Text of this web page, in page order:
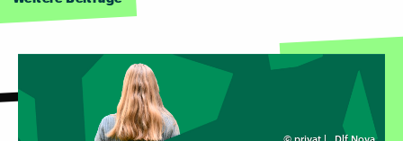
© privat | , Dlf Nova